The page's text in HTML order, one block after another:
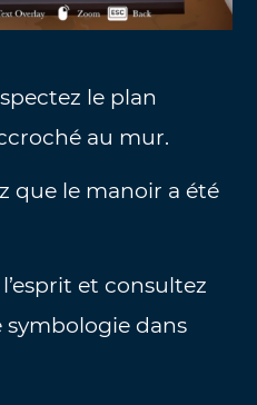
le plan
au mur.
que le manoir a été
et consultez
symbologie dans